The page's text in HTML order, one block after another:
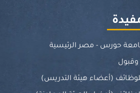
حورس - مصر الرئيسية
(أعضاء هيئة التدريس)